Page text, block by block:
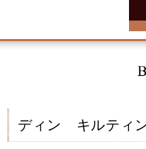
ディン キルティ